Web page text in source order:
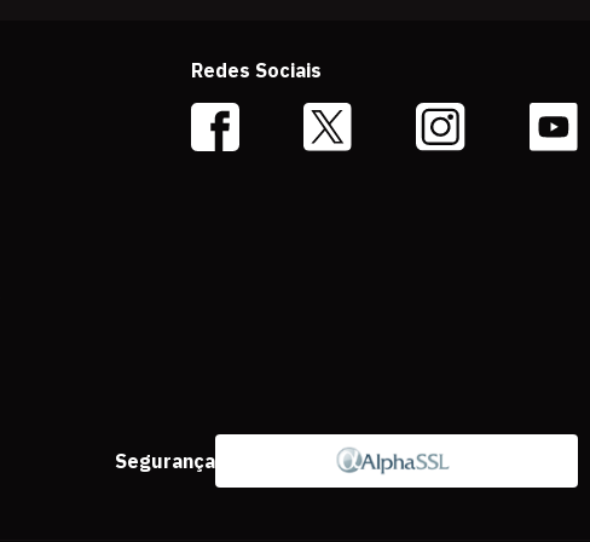
Redes Sociais
Segurança